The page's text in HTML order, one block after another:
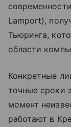
Lamport),
Тьюринга,
области
Конкретные
точные сроки
момент
работают в